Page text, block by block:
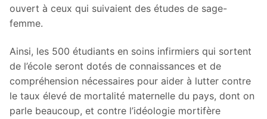
ouvert à ceux qui suivaient des études de sage-
femme.
Ainsi, les 500 étudiants en soins infirmiers qui sortent
de l’école seront dotés de connaissances et de
compréhension nécessaires pour aider à lutter contre
le taux élevé de mortalité maternelle du pays, dont on
parle beaucoup, et contre l’idéologie mortifère